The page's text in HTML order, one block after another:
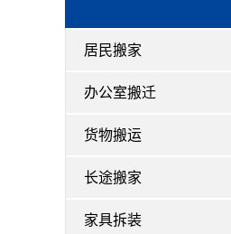
居民搬家
办公室搬迁
货物搬运
长途搬家
家具拆装